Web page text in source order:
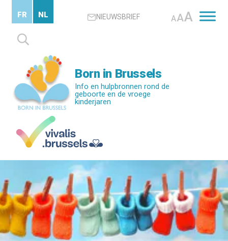
content
NIEUWSBRIEF AAA
Zoeken
naar:
FR NL
Born in Brussels
Info en hulpbronnen rond de
geboorte en de vroege
kinderjaren